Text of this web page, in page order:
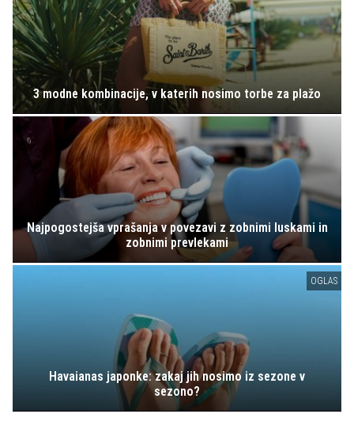
3 modne kombinacije, v katerih nosimo torbe za plažo
Najpogostejša vprašanja v povezavi z zobnimi luskami in
zobnimi prevlekami
OGLAS
Havaianas japonke: zakaj jih nosimo iz sezone v
sezono?